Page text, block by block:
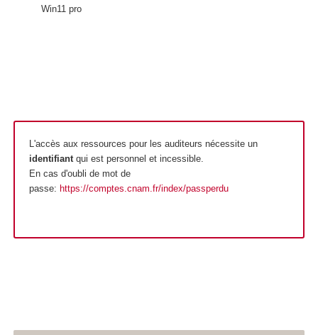
Win11 pro
L'accès aux ressources pour les auditeurs nécessite un
identifiantqui est personnel et incessible.
En cas d'oubli de mot de
passe: https://comptes.cnam.fr/index/passperdu